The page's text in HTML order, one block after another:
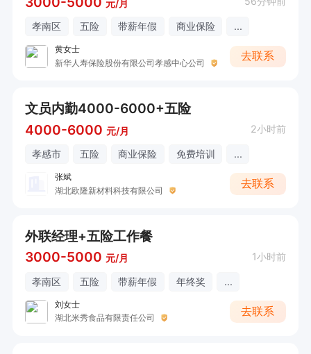
元/月
孝南区 五险 带薪年假 商业保险 ...
黄女士
新华人寿保险股份有限公司孝感中心公司
去联系
文员内勤4000-6000+五险
4000-6000 元/月 2小时前
孝感市 五险 商业保险 免费培训 ...
张斌
湖北欧隆新材料科技有限公司
去联系
外联经理+五险工作餐
3000-5000 元/月 1小时前
孝南区 五险 带薪年假 年终奖 ...
刘女士
湖北米秀食品有限责任公司
去联系